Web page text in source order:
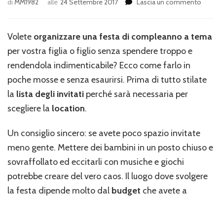
di MM1982 alle 24 Settembre 2017 Lascia un commento
in
Volete organizzare una festa di compleanno a tema
per vostra figlia o figlio senza spendere troppo e
rendendola indimenticabile? Ecco come farlo in
poche mosse e senza esaurirsi. Prima di tutto stilate
la lista degli invitati perché sarà necessaria per
scegliere la location.
Un consiglio sincero: se avete poco spazio invitate
meno gente. Mettere dei bambini in un posto chiuso e
sovraffollato ed eccitarli con musiche e giochi
potrebbe creare del vero caos. Il luogo dove svolgere
la festa dipende molto dal budget che avete a